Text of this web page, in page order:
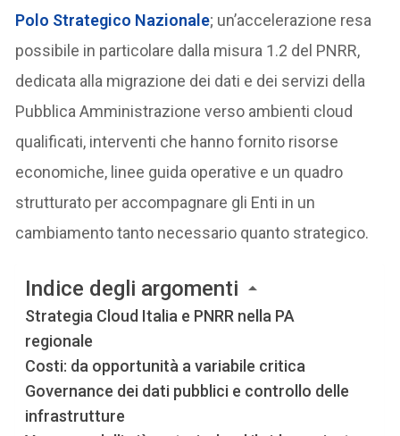
Polo Strategico Nazionale; un’accelerazione resa
possibile in particolare dalla misura 1.2 del PNRR,
dedicata alla migrazione dei dati e dei servizi della
Pubblica Amministrazione verso ambienti cloud
qualificati, interventi che hanno fornito risorse
economiche, linee guida operative e un quadro
strutturato per accompagnare gli Enti in un
cambiamento tanto necessario quanto strategico.
Indice degli argomenti
Strategia Cloud Italia e PNRR nella PA
regionale
Costi: da opportunità a variabile critica
Governance dei dati pubblici e controllo delle
infrastrutture